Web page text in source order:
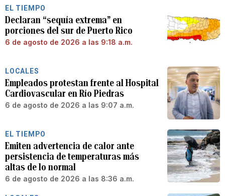
EL TIEMPO
Declaran “sequía extrema” en
porciones del sur de Puerto Rico
6 de agosto de 2026 a las 9:18 a.m.
LOCALES
Empleados protestan frente al Hospital
Cardiovascular en Río Piedras
6 de agosto de 2026 a las 9:07 a.m.
EL TIEMPO
Emiten advertencia de calor ante
persistencia de temperaturas más
altas de lo normal
6 de agosto de 2026 a las 8:36 a.m.